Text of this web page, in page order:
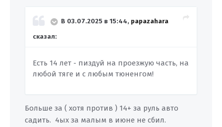
В 03.07.2025 в 15:44, papazahara
сказал:
Есть 14 лет - пиздуй на проезжую часть, на
любой тяге и с любым тюненгом!
Больше за ( хотя против ) 14+ за руль авто
садить. 4ых за малым в июне не сбил.